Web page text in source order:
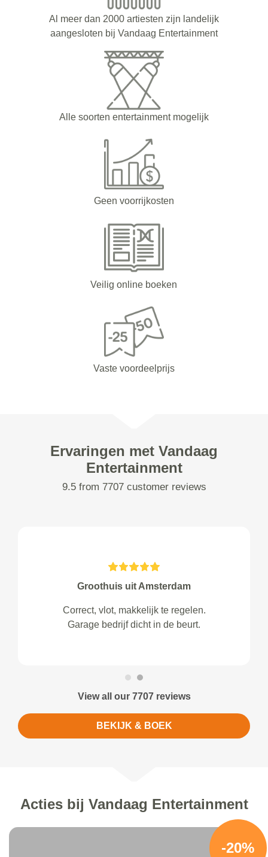
Al meer dan 2000 artiesten zijn landelijk
aangesloten bij Vandaag Entertainment
Alle soorten entertainment mogelijk
Geen voorrijkosten
Veilig online boeken
Vaste voordeelprijs
Ervaringen met Vandaag
Entertainment
9.5 from 7707 customer reviews
Groothuis uit Amsterdam
Correct, vlot, makkelijk te regelen.
Garage bedrijf dicht in de beurt.
View all our 7707 reviews
BEKIJK & BOEK
Acties bij Vandaag Entertainment
-20%